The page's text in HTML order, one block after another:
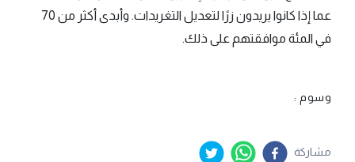
عما إذا كانوا يريدون زرًا لتعديل التغريدات. وأبدى أكثر من 70
في المئة موافقتهم على ذلك.
وسوم :
مشاركة